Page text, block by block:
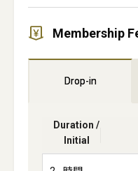
Membership
Drop-in
Duration /
Initial